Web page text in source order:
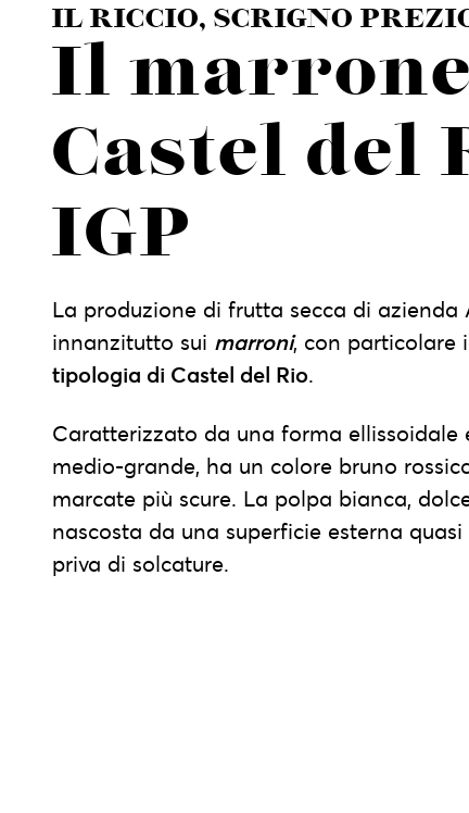
IL RICCIO, SCRIGNO
Il
Castel del
IGP
La produzione di frutta secca di azienda
innanzitutto sui marroni, con particolare
tipologia di Castel del Rio.
Caratterizzato da una forma ellissoidale
medio-grande, ha un colore bruno
marcate più scure. La polpa bianca,
nascosta da una superficie esterna
priva di solcature.